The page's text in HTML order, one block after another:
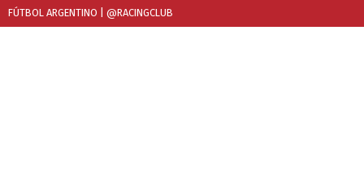
FÚTBOL ARGENTINO | @RACINGCLUB